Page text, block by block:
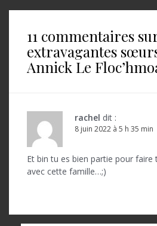
i
11 commentaires
extravagantes
Annick Le
rachel dit :
8 juin 2022 à 5 h 35 min
Et bin tu es bien partie pour
avec cette famille…;)